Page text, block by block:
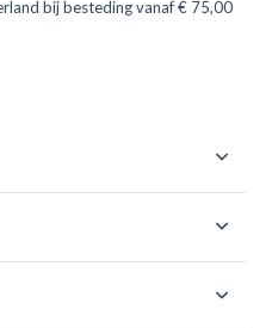
bij besteding vanaf € 75,00